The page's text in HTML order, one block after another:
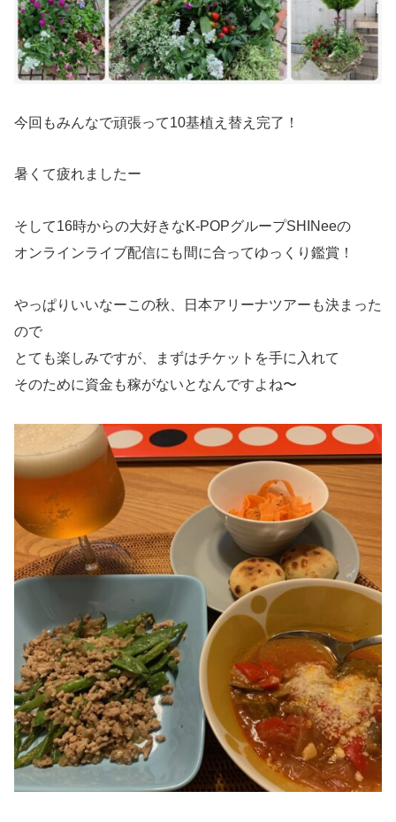
今回もみんなで頑張って10基植え替え完了！
暑くて疲れましたー
そして16時からの大好きなK-POPグループSHINeeの
オンラインライブ配信にも間に合ってゆっくり鑑賞！
やっぱりいいなーこの秋、日本アリーナツアーも決まった
ので
とても楽しみですが、まずはチケットを手に入れて
そのために資金も稼がないとなんですよね〜